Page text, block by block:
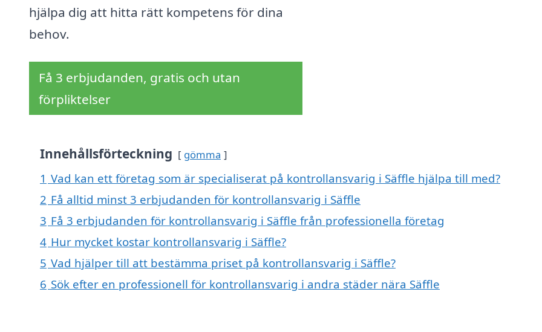
hjälpa dig att hitta rätt kompetens för dina
behov.
Få 3 erbjudanden, gratis och utan
förpliktelser
Innehållsförteckning gömma
1 Vad kan ett företag som är specialiserat på kontrollansvarig i Säffle hjälpa till med?
2 Få alltid minst 3 erbjudanden för kontrollansvarig i Säffle
3 Få 3 erbjudanden för kontrollansvarig i Säffle från professionella företag
4 Hur mycket kostar kontrollansvarig i Säffle?
5 Vad hjälper till att bestämma priset på kontrollansvarig i Säffle?
6 Sök efter en professionell för kontrollansvarig i andra städer nära Säffle